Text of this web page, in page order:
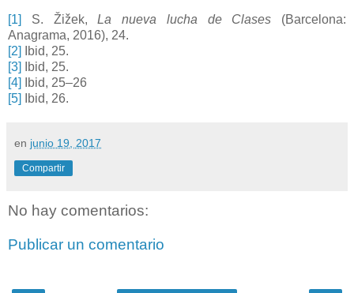
[1] S. Žižek,La nueva lucha de Clases (Barcelona:
Anagrama, 2016), 24.
[2]
Ibid, 25.
[3]
Ibid, 25.
[4]
Ibid, 25–26
[5]
Ibid, 26.
en junio 19, 2017
Compartir
No hay comentarios:
Publicar un comentario